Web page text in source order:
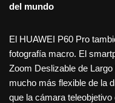
del mundo
El HUAWEI P60 Pro
fotografía macro. El
Zoom Deslizable de
mucho más flexible de la
que la cámara